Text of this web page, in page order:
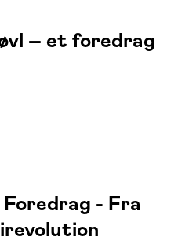
– et foredrag
- Fra